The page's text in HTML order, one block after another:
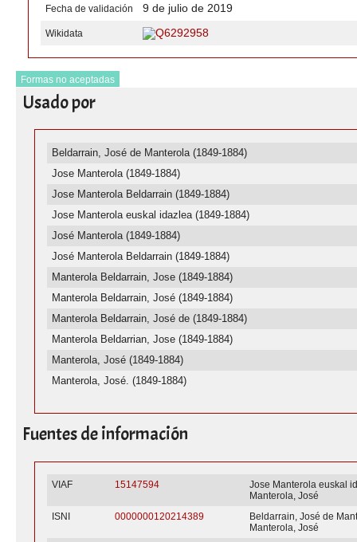
Fecha de validación 9 de julio de 2019
Wikidata Q6292958
Formas no aceptadas
Usado por
Beldarrain, José de Manterola (1849-1884)
Jose Manterola (1849-1884)
Jose Manterola Beldarrain (1849-1884)
Jose Manterola euskal idazlea (1849-1884)
José Manterola (1849-1884)
José Manterola Beldarrain (1849-1884)
Manterola Beldarrain, Jose (1849-1884)
Manterola Beldarrain, José (1849-1884)
Manterola Beldarrain, José de (1849-1884)
Manterola Beldarrian, Jose (1849-1884)
Manterola, José (1849-1884)
Manterola, José. (1849-1884)
Fuentes de información
VIAF 15147594
Jose Manterola euskal
Manterola, José
ISNI
0000000120214389
Beldarrain, José de
Manterola, José